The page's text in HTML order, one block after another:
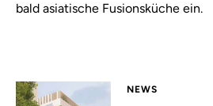
bald asiatische Fusionsküche ein.
NEWS